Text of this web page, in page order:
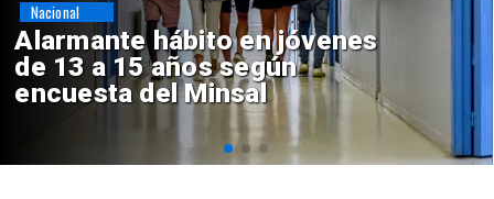
Aprueban creación del Parque
Sebastián Piñera con inversión
de $4 mil millones
Regiones